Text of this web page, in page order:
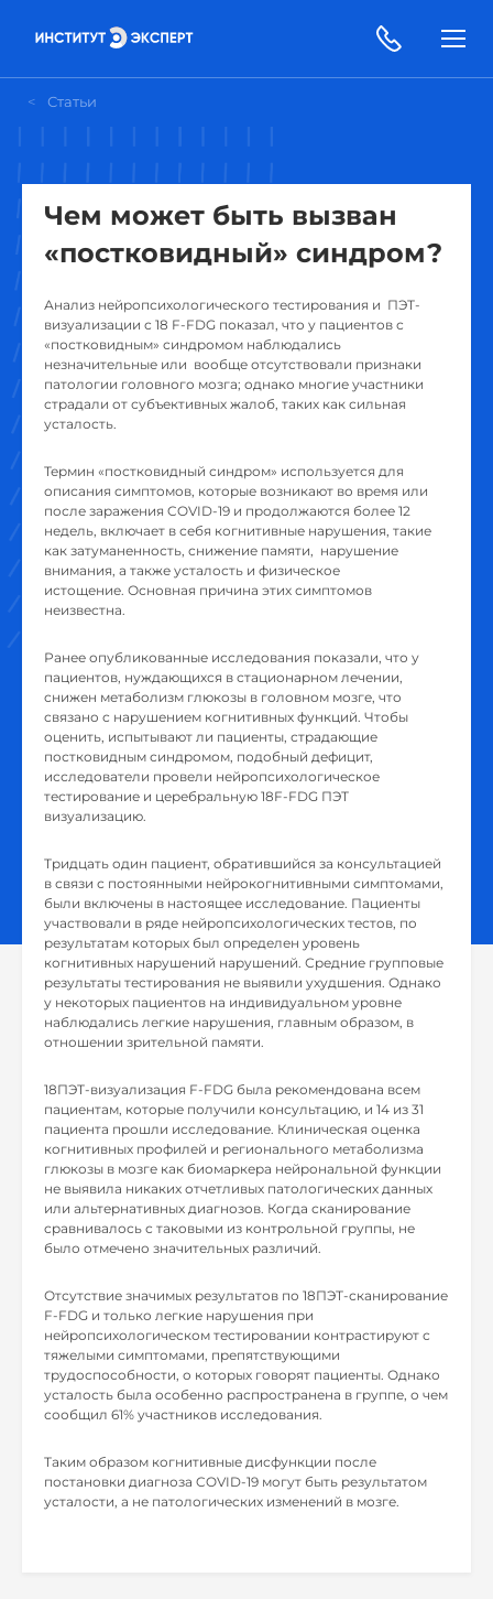
Статьи
Чем может быть вызван
«постковидный» синдром?
Анализ нейропсихологического тестирования и ПЭТ-
визуализации с 18 F-FDG показал, что у пациентов с
«постковидным» синдромом наблюдались
незначительные или вообще отсутствовали признаки
патологии головного мозга; однако многие участники
страдали от субъективных жалоб, таких как сильная
усталость.
Термин «постковидный синдром» используется для
описания симптомов, которые возникают во время или
после заражения COVID-19 и продолжаются более 12
недель, включает в себя когнитивные нарушения, такие
как затуманенность, снижение памяти, нарушение
внимания, а также усталость и физическое
истощение. Основная причина этих симптомов
неизвестна.
Ранее опубликованные исследования показали, что у
пациентов, нуждающихся в стационарном лечении,
снижен метаболизм глюкозы в головном мозге, что
связано с нарушением когнитивных функций. Чтобы
оценить, испытывают ли пациенты, страдающие
постковидным синдромом, подобный дефицит,
исследователи провели нейропсихологическое
тестирование и церебральную 18F-FDG ПЭТ
визуализацию.
Тридцать один пациент, обратившийся за консультацией
в связи с постоянными нейрокогнитивными симптомами,
были включены в настоящее исследование. Пациенты
участвовали в ряде нейропсихологических тестов, по
результатам которых был определен уровень
когнитивных нарушений нарушений. Средние групповые
результаты тестирования не выявили ухудшения. Однако
у некоторых пациентов на индивидуальном уровне
наблюдались легкие нарушения, главным образом, в
отношении зрительной памяти.
18ПЭТ-визуализация F-FDG была рекомендована всем
пациентам, которые получили консультацию, и 14 из 31
пациента прошли исследование. Клиническая оценка
когнитивных профилей и регионального метаболизма
глюкозы в мозге как биомаркера нейрональной функции
не выявила никаких отчетливых патологических данных
или альтернативных диагнозов. Когда сканирование
сравнивалось с таковыми из контрольной группы, не
было отмечено значительных различий.
Отсутствие значимых результатов по 18ПЭТ-сканирование
F-FDG и только легкие нарушения при
нейропсихологическом тестировании контрастируют с
тяжелыми симптомами, препятствующими
трудоспособности, о которых говорят пациенты. Однако
усталость была особенно распространена в группе, о чем
сообщил 61% участников исследования.
Таким образом когнитивные дисфункции после
постановки диагноза COVID-19 могут быть результатом
усталости, а не патологических изменений в мозге.